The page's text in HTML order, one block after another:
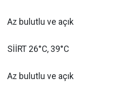
Az bulutlu ve açık
SİİRT 26°C, 39°C
Az bulutlu ve açık